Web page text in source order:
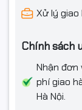
Xử lý
Chính sách
Nhận đơn
phí giao
Hà Nội.